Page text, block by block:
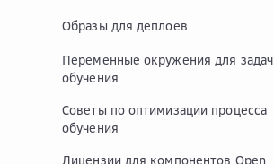
Образы для деплоев
Переменные окружения для задач
обучения
Советы по оптимизации процесса
обучения
Лицензии для компонентов Open